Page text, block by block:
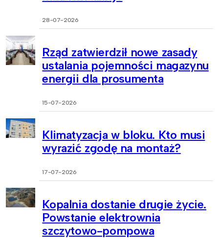
28-07-2026
Rząd zatwierdził nowe zasady
ustalania pojemności magazynu
energii dla prosumenta
15-07-2026
Klimatyzacja w bloku. Kto musi
wyrazić zgodę na montaż?
17-07-2026
Kopalnia dostanie drugie życie.
Powstanie elektrownia
szczytowo-pompowa